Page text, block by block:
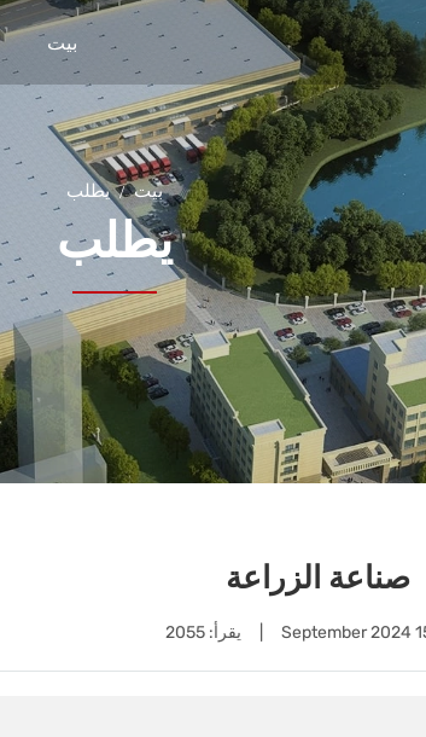
بيت
بيت يطلب
يطلب
صناعة الزراعة
15 يقرأ: 2055